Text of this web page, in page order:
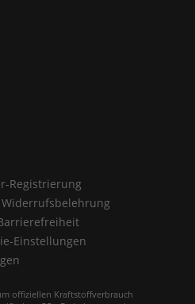
Registrierung
Widerrufsbelehrung
Einstellungen
offiziellen Kraftstoffverbrauch